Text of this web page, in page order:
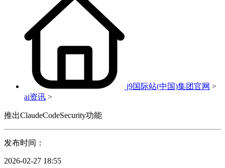
j9国际站(中国)集团官网 >
ai资讯 >
推出ClaudeCodeSecurity功能
发布时间：
2026-02-27 18:55